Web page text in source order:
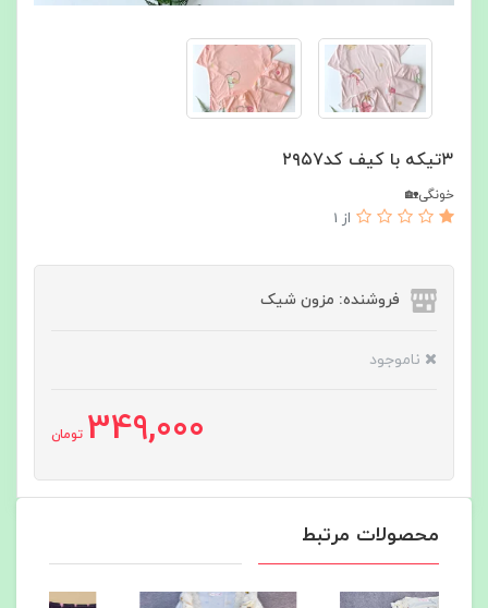
۳تیکه با کیف کد۲۹۵۷
خونگی🏡
از 1
فروشنده: مزون شیک
ناموجود
349,000 تومان
محصولات مرتبط